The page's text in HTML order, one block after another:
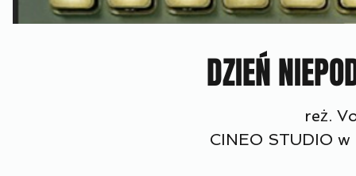
DZIEŃ
reż.
CINEO STUDIO